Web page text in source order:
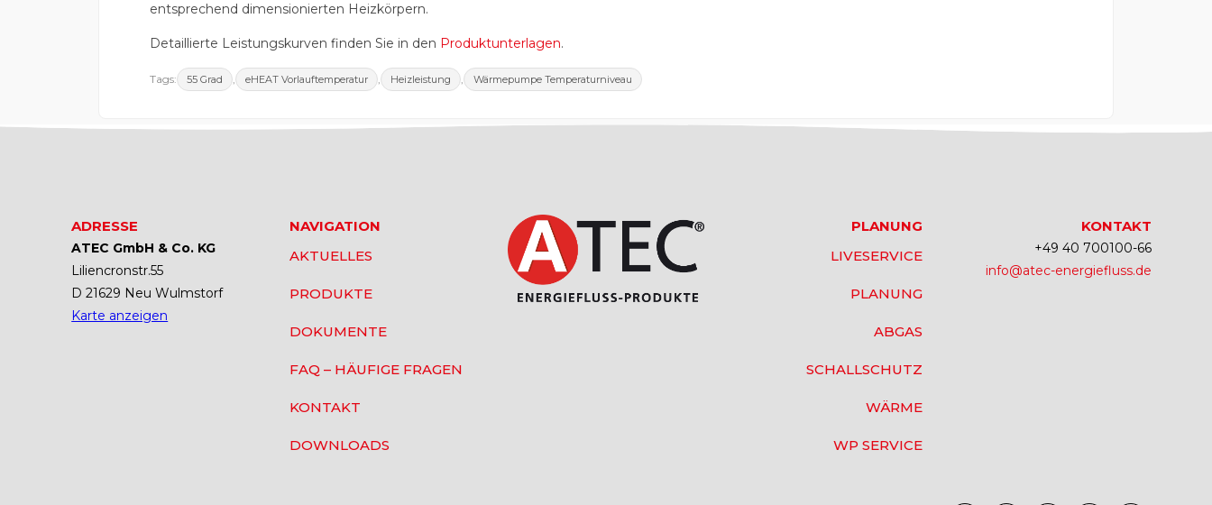
entsprechend dimensionierten Heizkörpern.
Detaillierte Leistungskurven finden Sie in den Produktunterlagen.
Tags: 55 Grad , eHEAT Vorlauftemperatur , Heizleistung , Wärmepumpe Temperaturniveau
ADRESSE
ATEC GmbH & Co. KG
Liliencronstr.55
D 21629 Neu Wulmstorf
Karte anzeigen
NAVIGATION
AKTUELLES
PRODUKTE
DOKUMENTE
FAQ – HÄUFIGE FRAGEN
KONTAKT
DOWNLOADS
PLANUNG
LIVESERVICE
PLANUNG
ABGAS
SCHALLSCHUTZ
WÄRME
WP SERVICE
KONTAKT
+49 40 700100-66
info@atec-energiefluss.de